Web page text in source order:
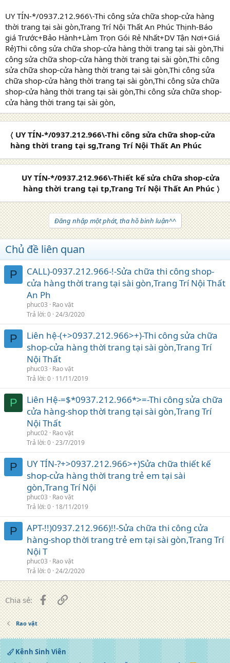
UY TÍN-*/0937.212.966\-Thi công sửa chữa shop-cửa hàng
thời trang tại sài gòn,Trang Trí Nội Thất An Phúc Thịnh-Báo
giá Trước+Bảo Hành+Làm Trọn Gói Rẻ Nhất+DV Tận Nơi+Giá
Rẻ)Thi công sửa chữa shop-cửa hàng thời trang tại sài gòn,Thi
công sửa chữa shop-cửa hàng thời trang tại sài gòn,Thi công
sửa chữa shop-cửa hàng thời trang tại sài gòn,Thi công sửa
chữa shop-cửa hàng thời trang tại sài gòn,Thi công sửa chữa
shop-cửa hàng thời trang tại sài gòn,Thi công sửa chữa shop-
cửa hàng thời trang tại sài gòn,
〈 UY TÍN-*/0937.212.966\-Thi công sửa chữa shop-cửa
hàng thời trang tại sg,Trang Trí Nội Thất An Phúc
UY TÍN-*/0937.212.966\-Thiết kế sửa chữa shop-cửa
hàng thời trang tại tp,Trang Trí Nội Thất An Phúc 〉
Đăng nhập một phát, tha hồ bình luận^^
Chủ đề liên quan
P
CALL)-0937.212.966-!-Sửa chữa thi công shop-
cửa hàng thời trang tại sài gòn,Trang Trí Nội Thất
An Ph
phuc03
Rao vặt
Trả lời 0 24/3/2020
P
Liên hệ-(+>0937.212.966>+)-Thi công sửa chữa
shop-cửa hàng thời trang tại sài gòn,Trang Trí
Nội Thất
phuc03
Rao vặt
Trả lời 0 11/11/2019
P
Liên Hệ-=$*0937.212.966*>=-Thi công sửa chữa
cửa hàng-shop thời trang tại sài gòn,Trang Trí
Nội Thất
phuc02 Rao vặt
Trả lời 0 23/7/2019
P
UY TÍN-?+>0937.212.966>+)Sửa chữa thiết kế
shop-cửa hàng thời trang trẻ em tại sài
gòn,Trang Trí Nội
phuc03
Rao vặt
Trả lời 0 18/11/2019
P
APT-!!)0937.212.966)!!-Sửa chữa thi công cửa
hàng-shop thời trang trẻ em tại sài gòn,Trang Trí
Nội T
phuc03
Rao vặt
Trả lời 0 24/2/2020
Chia sẻ: FacebookLiên kết
Rao vặt
Kênh Sinh Viên